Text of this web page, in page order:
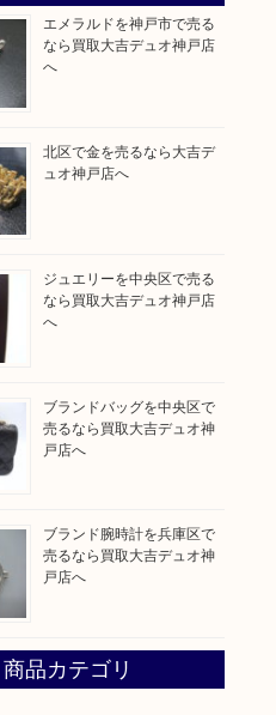
エメラルドを神戸市で売る
なら買取大吉デュオ神戸店
へ
北区で金を売るなら大吉デ
ュオ神戸店へ
ジュエリーを中央区で売る
なら買取大吉デュオ神戸店
へ
ブランドバッグを中央区で
売るなら買取大吉デュオ神
戸店へ
ブランド腕時計を兵庫区で
売るなら買取大吉デュオ神
戸店へ
商品カテゴリ